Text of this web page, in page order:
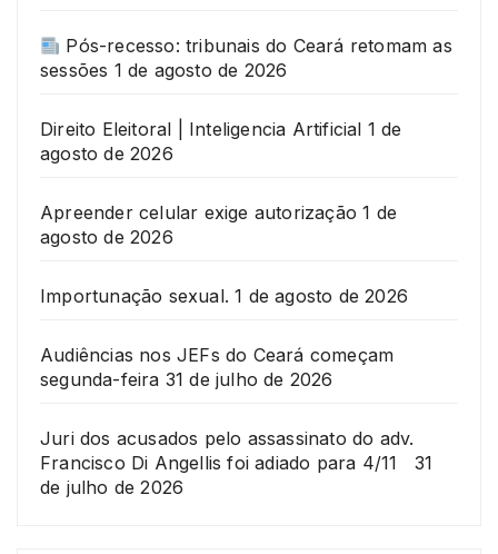
Pós-recesso: tribunais do Ceará retomam as
sessões 1 de agosto de 2026
Direito Eleitoral | Inteligencia Artificial 1 de
agosto de 2026
Apreender celular exige autorização 1 de
agosto de 2026
Importunação sexual. 1 de agosto de 2026
Audiências nos JEFs do Ceará começam
segunda-feira 31 de julho de 2026
Juri dos acusados pelo assassinato do adv.
Francisco Di Angellis foi adiado para 4/11
31
de julho de 2026